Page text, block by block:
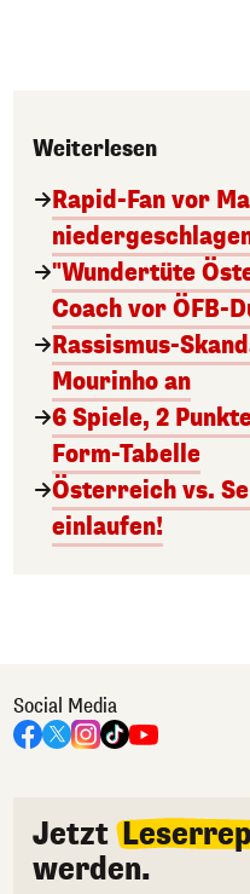
Weiterlesen
Rapid-Fan vor
"Wundertüte
Coach vor ÖFB-
Rassismus-
Mourinho an
6 Spiele, 2
Form-Tabelle
Österreich vs.
einlaufen!
Social Media
Jetzt
werden.